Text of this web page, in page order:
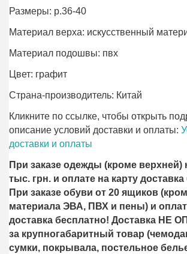
Размеры: р.36-40
Материал верха: искусственный
Материал подошвы: пвх
Цвет: графит
Страна-производитель: Китай
Кликните по ссылке, чтобы открыть
описание условий доставки и оплаты:
доставки и оплаты
При заказе одежды (кроме верхней)
тыс. грн. и оплате на карту
При заказе обуви от 20 ящиков
материала ЭВА, ПВХ и пены) и
доставка бесплатно! Доставка НЕ
за крупногабаритный товар
сумки, покрывала, постельное